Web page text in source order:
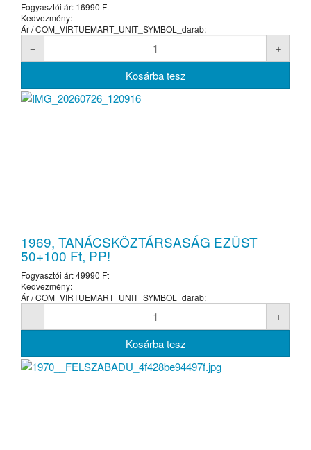
Fogyasztói ár: 16990 Ft
Kedvezmény:
Ár / COM_VIRTUEMART_UNIT_SYMBOL_darab:
1969, TANÁCSKÖZTÁRSASÁG EZÜST
50+100 Ft, PP!
Fogyasztói ár:49990 Ft
Kedvezmény:
Ár / COM_VIRTUEMART_UNIT_SYMBOL_darab: